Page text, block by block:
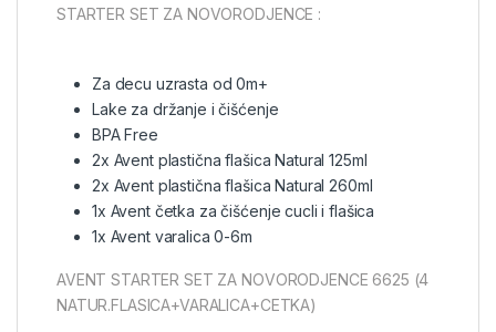
STARTER SET ZA NOVORODJENCE :
Za decu uzrasta od 0m+
Lake za držanje i čišćenje
BPA Free
2x Avent plastična flašica Natural 125ml
2x Avent plastična flašica Natural 260ml
1x Avent četka za čišćenje cucli i flašica
1x Avent varalica 0-6m
AVENT STARTER SET ZA NOVORODJENCE 6625 (4
NATUR.FLASICA+VARALICA+CETKA)